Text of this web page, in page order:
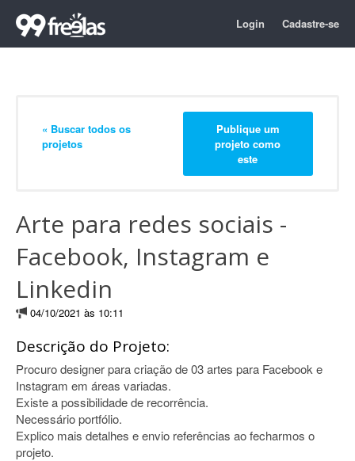
Login Cadastre-se
« Buscar todos os
projetos
Publique um
projeto como
este
Arte para redes sociais -
Facebook, Instagram e
Linkedin
04/10/2021 às 10:11
Descrição do Projeto:
Procuro designer para criação de 03 artes para Facebook e
Instagram em áreas variadas.
Existe a possibilidade de recorrência.
Necessário portfólio.
Explico mais detalhes e envio referências ao fecharmos o
projeto.